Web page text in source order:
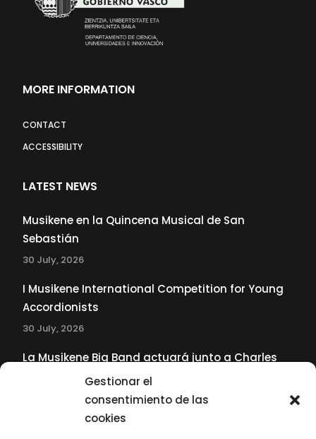
Gestionar el
consentimiento de las
cookies
MORE INFORMATION
CONTACT
ACCESSIBILITY
LATEST NEWS
Musikene en la Quincena Musical de San
Sebastián
30 July, 2026
I Musikene International Competition for Young
Accordionists
30 July, 2026
La Musikene Big Band actuará junto a Charles
Tolliver en el 61 Jazzaldia